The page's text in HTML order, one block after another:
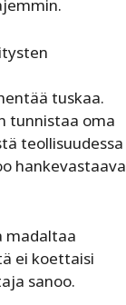
tuskaa.
tunnistaa oma
teollisuudessa
hankevastaava
madaltaa
ei koettaisi
sanoo.